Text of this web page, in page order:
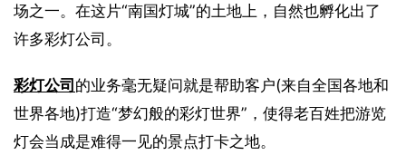
场之一。在这片“南国灯城”的土地上，自然也孵化出了
许多彩灯公司。
彩灯公司 的业务毫无疑问就是帮助客户(来自全国各地和
世界各地)打造“梦幻般的彩灯世界”，使得老百姓把游览
灯会当成是难得一见的景点打卡之地。